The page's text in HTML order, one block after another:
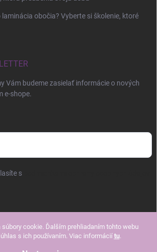
súbory cookie. Ďalším prehliadaním tohto webu
s ich používaním. Viac informácií tu.
obočia? Vyberte si školenie, ktoré
Vám budeme zasielať informácie o nových
e-shope.
s